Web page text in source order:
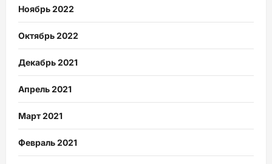
Ноябрь 2022
Октябрь 2022
Декабрь 2021
Апрель 2021
Март 2021
Февраль 2021